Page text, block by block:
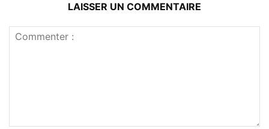
LAISSER UN COMMENTAIRE